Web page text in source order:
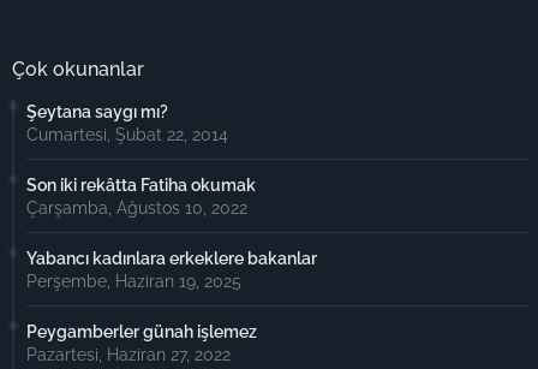
Çok okunanlar
Şeytana saygı mı?
Cumartesi, Şubat 22, 2014
Son iki rekâtta Fatiha okumak
Çarşamba, Ağustos 10, 2022
Yabancı kadınlara erkeklere bakanlar
Perşembe, Haziran 19, 2025
Peygamberler günah işlemez
Pazartesi, Haziran 27, 2022